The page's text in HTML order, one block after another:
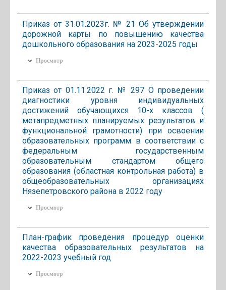
Приказ от 31.01.2023г. № 21 Об утверждении
дорожной карты по повышению качества
дошкольного образования на 2023-2025 годы
Просмотр
Приказ от 01.11.2022 г. № 297 О проведении
диагностики уровня индивидуальных
достижений обучающихся 10-х классов (
метапредметных планируемых результатов и
функциональной грамотности) при освоении
образовательных программ в соответствии с
федеральным государственным
образовательным стандартом общего
образования (областная контрольная работа) в
общеобразовательных организациях
Нязепетровского района в 2022 году
Просмотр
План-график проведения процедур оценки
качества образовательных результатов на
2022-2023 учебный год
Просмотр